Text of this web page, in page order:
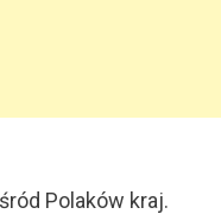
Polaków kraj.